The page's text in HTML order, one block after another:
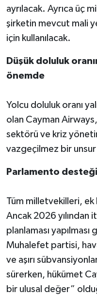
ayrılacak. Ayrıca üç
şirketin mevcut mali
için kullanılacak.
Düşük doluluk
önemde
Yolcu doluluk oranı
olan Cayman
sektörü ve kriz
vazgeçilmez bir
Parlamento
Tüm milletvekilleri,
Ancak 2026
planlaması
Muhalefet partisi,
ve aşırı
sürerken, hükümet
bir ulusal değer”